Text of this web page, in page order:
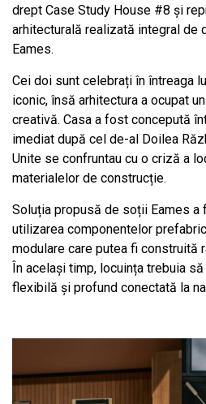
drept Case Study House #8 și
arhitecturală realizată integral de
Eames.
Cei doi sunt celebrați în întreaga
iconic, însă arhitectura a ocupat
creativă. Casa a fost concepută
imediat după cel de-al Doilea
Unite se confruntau cu o criză a
materialelor de construcție.
Soluția propusă de soții Eames a
utilizarea componentelor
modulare care putea fi construită
În același timp, locuința trebuia
flexibilă și profund conectată la